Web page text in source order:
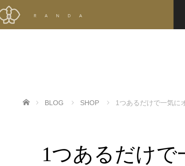
ホーム BLOG SHOP 1つあるだけで一気に
1つあるだけ